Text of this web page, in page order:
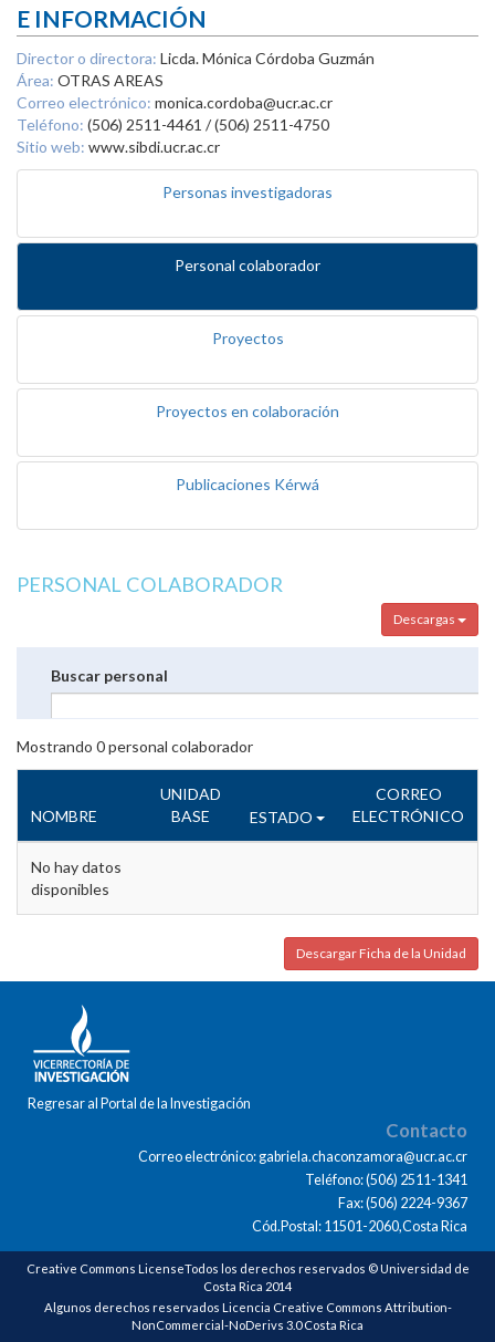
E INFORMACIÓN
Director o directora: Licda. Mónica Córdoba Guzmán
Área: OTRAS AREAS
Correo electrónico: monica.cordoba@ucr.ac.cr
Teléfono: (506) 2511-4461 / (506) 2511-4750
Sitio web: www.sibdi.ucr.ac.cr
Personas investigadoras
Personal colaborador
Proyectos
Proyectos en colaboración
Publicaciones Kérwá
PERSONAL COLABORADOR
Descargas
Buscar personal
Mostrando 0personal colaborador
NOMBRE
UNIDAD
BASE
ESTADO
CORREO
ELECTRÓNICO
No hay datos
disponibles
Descargar Ficha de la Unidad
Regresar al Portal de la Investigación
Contacto
Correo electrónico: gabriela.chaconzamora@ucr.ac.cr
Teléfono: (506) 2511-1341
Fax: (506) 2224-9367
Cód.Postal: 11501-2060,Costa Rica
Creative Commons LicenseTodos los derechos reservados © Universidad de
Costa Rica 2014
Algunos derechos reservados Licencia Creative Commons Attribution-
NonCommercial-NoDerivs 3.0 Costa Rica